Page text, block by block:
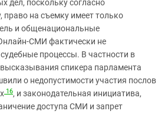
дел, поскольку согласно
право на съемку имеет только
и общенациональные
СМИ фактически не
процессы. В частности в
спикера парламента
о недопустимости участия послов
16, и законодательная инициатива,
доступа СМИ и запрет